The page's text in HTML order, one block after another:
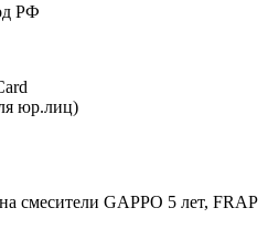
РФ
юр.лиц)
смесители GAPPO 5 лет, FRAP